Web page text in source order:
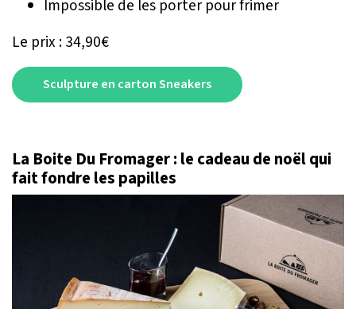
Impossible de les porter pour frimer
Le prix : 34,90€
Sculpture en carton Sneakers
La Boite Du Fromager : le cadeau de noël qui
fait fondre les papilles